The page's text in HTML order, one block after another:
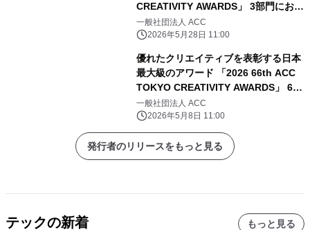
CREATIVITY AWARDS」 3部門におけ
る審査委員の最新情報を発表！
一般社団法人 ACC
2026年5月28日 11:00
優れたクリエイティブを表彰する日本
最大級のアワード 「2026 66th ACC
TOKYO CREATIVITY AWARDS」 6月
1日のエントリー受付開始に向け、 審
査委員および応募要項を発表
一般社団法人 ACC
2026年5月8日 11:00
発行者のリリースをもっと見る
テックの新着 もっと見る